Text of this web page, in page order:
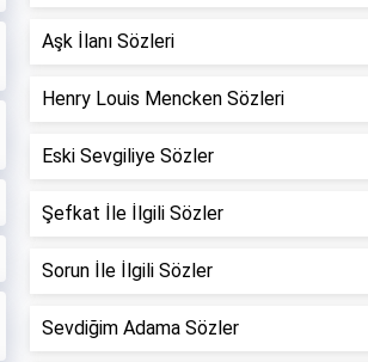
Aşk İlanı Sözleri
Henry Louis Mencken Sözleri
Eski Sevgiliye Sözler
Şefkat İle İlgili Sözler
Sorun İle İlgili Sözler
Sevdiğim Adama Sözler